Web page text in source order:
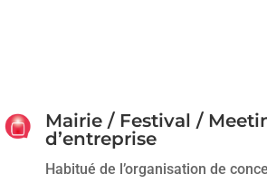
Mairie / Festival /
d’entreprise
Habitué de l’organisation de